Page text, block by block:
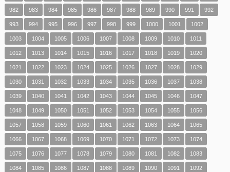
982 983 984 985 986 987 988 989 990 991 992
993 994 995 996 997 998 999 1000 1001 1002
1003 1004 1005 1006 1007 1008 1009 1010 1011
1012 1013 1014 1015 1016 1017 1018 1019 1020
1021 1022 1023 1024 1025 1026 1027 1028 1029
1030 1031 1032 1033 1034 1035 1036 1037 1038
1039 1040 1041 1042 1043 1044 1045 1046 1047
1048 1049 1050 1051 1052 1053 1054 1055 1056
1057 1058 1059 1060 1061 1062 1063 1064 1065
1066 1067 1068 1069 1070 1071 1072 1073 1074
1075 1076 1077 1078 1079 1080 1081 1082 1083
1084 1085 1086 1087 1088 1089 1090 1091 1092